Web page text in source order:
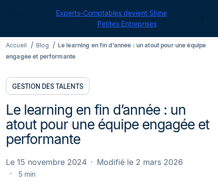
Experts-Comptables devient Shine
Petites Entreprises
Accueil Blog
Le learning en fin d’année : un atout pour une équipe
engagée et performante
GESTION DES TALENTS
Le learning en fin d’année : un
atout pour une équipe engagée et
performante
Le 15 novembre 2024 Modifié le 2 mars 2026
5 min